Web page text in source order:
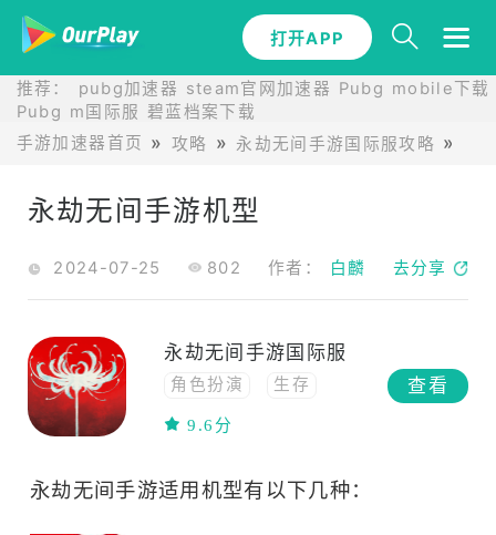
打开APP
推荐： pubg加速器 steam官网加速器 Pubg mobile下载
Pubg m国际服 碧蓝档案下载
手游加速器首页
攻略 永劫无间手游国际服攻略
永劫无间手游机型
2024-07-25 802 作者： 白麟 去分享
永劫无间手游国际服
角色扮演
生存
动作
武侠
射箭
古风
9.6分
查看
永劫无间手游适用机型有以下几种：